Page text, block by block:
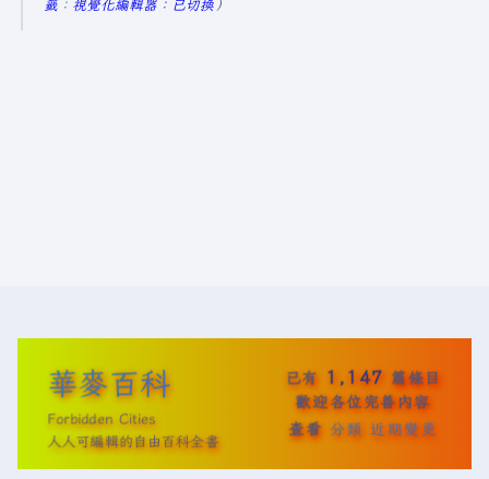
4
六
籤： 視覺化編輯器：已切換
華麥百科
Forbidden Cities
人人可編輯的自由百科全書
已有 1,147 篇條目
歡迎各位完善內容
查看 分類 近期變更